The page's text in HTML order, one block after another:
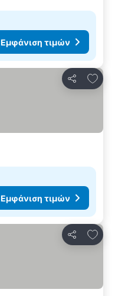
Εμφάνιση τιμών
Κοινοποίηση
Εμφάνιση τιμών
Κοινοποίηση